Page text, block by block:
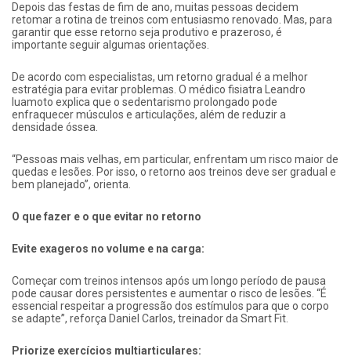
Depois das festas de fim de ano, muitas pessoas decidem
retomar a rotina de treinos com entusiasmo renovado. Mas, para
garantir que esse retorno seja produtivo e prazeroso, é
importante seguir algumas orientações.
De acordo com especialistas, um retorno gradual é a melhor
estratégia para evitar problemas. O médico fisiatra Leandro
Iuamoto explica que o sedentarismo prolongado pode
enfraquecer músculos e articulações, além de reduzir a
densidade óssea.
“Pessoas mais velhas, em particular, enfrentam um risco maior de
quedas e lesões. Por isso, o retorno aos treinos deve ser gradual e
bem planejado”, orienta.
O que fazer e o que evitar no retorno
Evite exageros no volume e na carga:
Começar com treinos intensos após um longo período de pausa
pode causar dores persistentes e aumentar o risco de lesões. “É
essencial respeitar a progressão dos estímulos para que o corpo
se adapte”, reforça Daniel Carlos, treinador da Smart Fit.
Priorize exercícios multiarticulares: